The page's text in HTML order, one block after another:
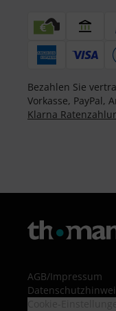
Bezahlen Sie
Vorkasse, PayPal,
Klarna
AGB/Impressum